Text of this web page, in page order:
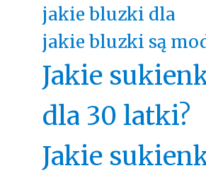
jakie bluzki dla
jakie bluzki są
Jakie
dla 30 latki?
Jakie